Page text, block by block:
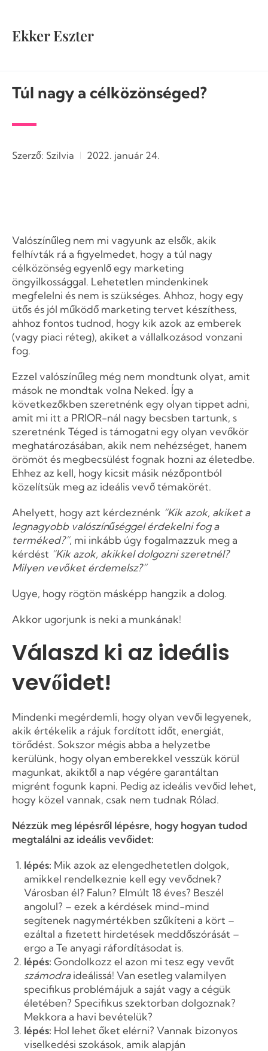
Ekker Eszter
Túl nagy a célközönséged?
Szerző: Szilvia 2022. január 24.
Valószínűleg nem mi vagyunk az elsők, akik
felhívták rá a figyelmedet, hogy a túl nagy
célközönség egyenlő egy marketing
öngyilkossággal. Lehetetlen mindenkinek
megfelelni és nem is szükséges. Ahhoz, hogy egy
ütős és jól működő marketing tervet készíthess,
ahhoz fontos tudnod, hogy kik azok az emberek
(vagy piaci réteg), akiket a vállalkozásod vonzani
fog.
Ezzel valószínűleg még nem mondtunk olyat, amit
mások ne mondtak volna Neked. Így a
következőkben szeretnénk egy olyan tippet adni,
amit mi itt a PRIOR-nál nagy becsben tartunk, s
szeretnénk Téged is támogatni egy olyan vevőkör
meghatározásában, akik nem nehézséget, hanem
örömöt és megbecsülést fognak hozni az életedbe.
Ehhez az kell, hogy kicsit másik nézőpontból
közelítsük meg az ideális vevő témakörét.
Ahelyett, hogy azt kérdeznénk “Kik azok, akiket a
legnagyobb valószínűséggel érdekelni fog a
terméked?”, mi inkább úgy fogalmazzuk meg a
kérdést “Kik azok, akikkel dolgozni szeretnél?
Milyen vevőket érdemelsz?”
Ugye, hogy rögtön másképp hangzik a dolog.
Akkor ugorjunk is neki a munkának!
Válaszd ki az ideális
vevőidet!
Mindenki megérdemli, hogy olyan vevői legyenek,
akik értékelik a rájuk fordított időt, energiát,
törődést. Sokszor mégis abba a helyzetbe
kerülünk, hogy olyan emberekkel vesszük körül
magunkat, akiktől a nap végére garantáltan
migrént fogunk kapni. Pedig az ideális vevőid lehet,
hogy közel vannak, csak nem tudnak Rólad.
Nézzük meg lépésről lépésre, hogy hogyan tudod
megtalálni az ideális vevőidet:
lépés: Mik azok az elengedhetetlen dolgok,
amikkel rendelkeznie kell egy vevődnek?
Városban él? Falun? Elmúlt 18 éves? Beszél
angolul? – ezek a kérdések mind-mind
segítenek nagymértékben szűkíteni a kört –
ezáltal a fizetett hirdetések meddőszórását –
ergo a Te anyagi ráfordításodat is.
lépés: Gondolkozz el azon mi tesz egy vevőt
számodraideálissá! Van esetleg valamilyen
specifikus problémájuk a saját vagy a cégük
életében? Specifikus szektorban dolgoznak?
Mekkora a havi bevételük?
lépés: Hol lehet őket elérni? Vannak bizonyos
viselkedési szokások, amik alapján